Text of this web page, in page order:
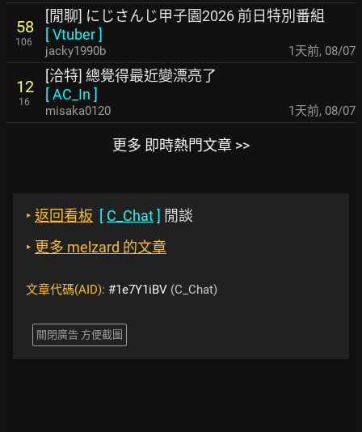
58
106
[閒聊] にじさんじ甲子園2026 前日特別番組
[Vtuber]
jacky1990b 1天前, 08/07
12
16
[洽特] 總覺得最近變漂亮了
[AC_In ]
misaka0120 1天前, 08/07
更多 即時熱門文章 >>
‣ 返回看板 [ C_Chat] 閒談
‣ 更多 melzard 的文章
文章代碼(AID): #1e7Y1iBV (C_Chat)
關閉廣告 方便截圖